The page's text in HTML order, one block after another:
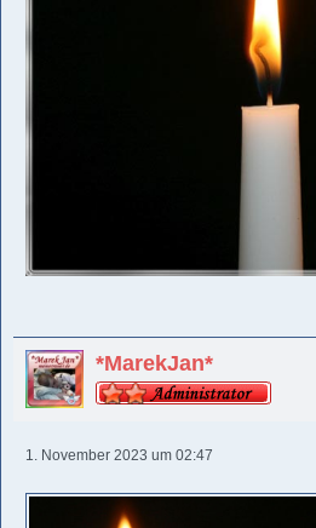
*MarekJan*
1. November 2023 um 02:47